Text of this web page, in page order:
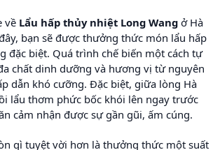
về Lẩu hấp thủy nhiệt Long Wang ở Hà
bạn sẽ được thưởng thức món lẩu hấp
đặc biệt. Quá trình chế biến một cách tự
chất dinh dưỡng và hương vị từ nguyên
dẫn khó cưỡng. Đặc biệt, giữa lòng Hà
lẩu thơm phức bốc khói lên ngay trước
cảm nhận được sự gần gũi, ấm cúng.
gì tuyệt vời hơn là thưởng thức một suất